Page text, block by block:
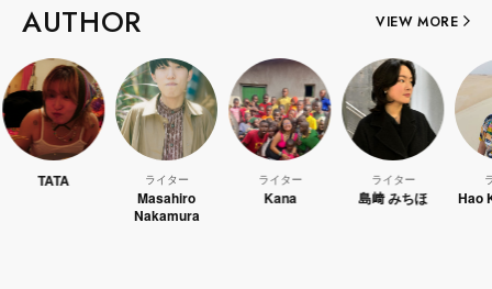
AUTHOR VIEW MORE
Masahiro
Nakamura
島﨑 みちほ Hao